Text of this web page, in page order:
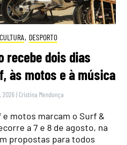
CULTURA, DESPORTO
recebe dois dias
às motos e à música
2026 | Cristina Mendonça
motos marcam o Surf &
a 7 e 8 de agosto, na
propostas para todos